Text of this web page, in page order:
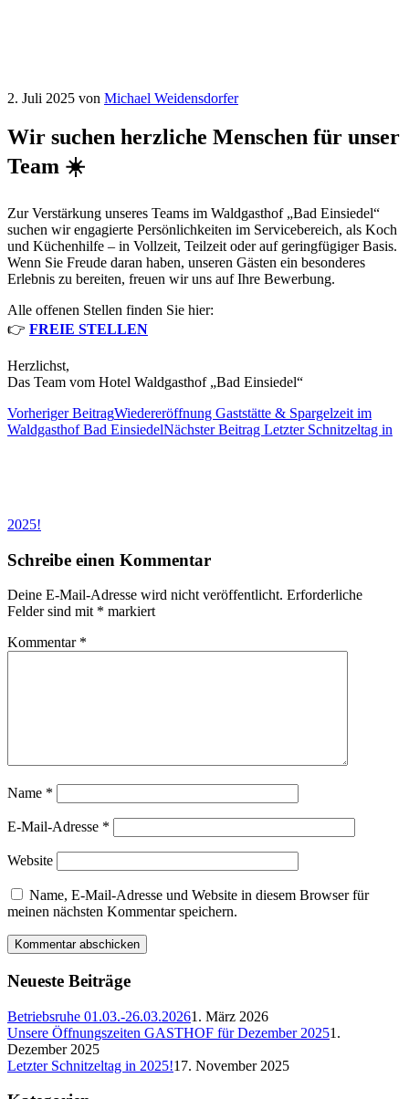
2. Juli 2025 von Michael Weidensdorfer
Wir suchen herzliche Menschen für unser
Team ☀️
Zur Verstärkung unseres Teams im Waldgasthof „Bad Einsiedel“
suchen wir engagierte Persönlichkeiten im Servicebereich, als Koch
und Küchenhilfe – in Vollzeit, Teilzeit oder auf geringfügiger Basis.
Wenn Sie Freude daran haben, unseren Gästen ein besonderes
Erlebnis zu bereiten, freuen wir uns auf Ihre Bewerbung.
Alle offenen Stellen finden Sie hier:
👉 FREIE STELLEN
Herzlichst,
Das Team vom Hotel Waldgasthof „Bad Einsiedel“
Vorheriger BeitragWiedereröffnung Gaststätte & Spargelzeit im
Waldgasthof Bad EinsiedelNächster Beitrag Letzter Schnitzeltag in
2025!
Schreibe einen Kommentar
Deine E-Mail-Adresse wird nicht veröffentlicht. Erforderliche
Felder sind mit * markiert
Kommentar *
Name *
E-Mail-Adresse *
Website
Name, E-Mail-Adresse und Website in diesem Browser für
meinen nächsten Kommentar speichern.
Neueste Beiträge
Betriebsruhe 01.03.-26.03.20261. März 2026
Unsere Öffnungszeiten GASTHOF für Dezember 20251.
Dezember 2025
Letzter Schnitzeltag in 2025!17. November 2025